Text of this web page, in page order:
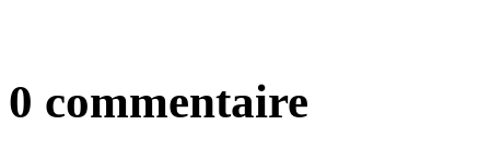
0 commentaire